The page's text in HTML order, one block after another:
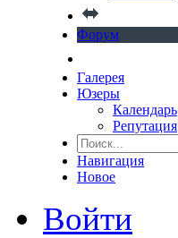
Форум
Галерея
Юзеры
Календарь
Репутация
Навигация
Новое
Войти